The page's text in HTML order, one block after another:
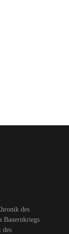
des
Bauernkriegs
des